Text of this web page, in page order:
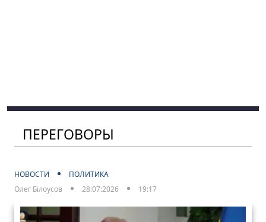
ПЕРЕГОВОРЫ
НОВОСТИ
ПОЛИТИКА
Олег Білоусов
28:07:2026 19:17